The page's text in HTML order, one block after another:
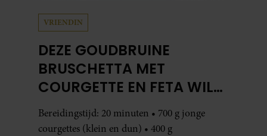
VRIENDIN
DEZE GOUDBRUINE
BRUSCHETTA MET
COURGETTE EN FETA WIL
JE METEEN MAKEN
Bereidingstijd: 20 minuten • 700 g jonge
courgettes (klein en dun) • 400 g